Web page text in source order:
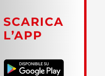
SCARICA
L’APP